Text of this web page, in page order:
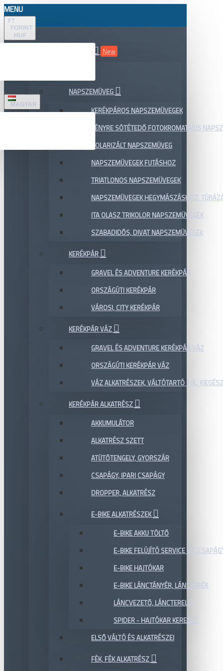
MENU
FT
FORINT
HUF
MAGYAR
New
NAPSZEMÜVEG
KERÉKPÁROS NAPSZEMÜVEGEK
FÉNYRE SÖTÉTEDŐ FOTOKROMATIKUS
POLARIZÁLT NAPSZEMÜVEG
NAPSZEMÜVEGEK FUTÁSHOZ
TRIATLONOS NAPSZEMÜVEGEK
NAPSZEMÜVEGEK HEGYMÁSZÁSHOZ,
ITA OLASZ TRIKOLOR NAPSZEMÜVEGEK
SZABADIDŐS, DIVAT NAPSZEMÜVEGEK
KERÉKPÁR
GRAVEL ÉS ADVENTURE KERÉKPÁR
ORSZÁGÚTI KERÉKPÁR
VÁROSI, CITY KERÉKPÁR
KERÉKPÁR VÁZ
GRAVEL ÉS ADVENTURE KERÉKPÁR VÁZ
ORSZÁGÚTI KERÉKPÁR VÁZ
VÁZ ALKATRÉSZEK, VÁLTÓTARTÓ FÜL,
KERÉKPÁR ALKATRÉSZ
AKKUMULÁTOR
ALKATRÉSZ SZETT
ATÜTŐTENGELY, GYORSZÁR
CSAPÁGY, IPARI CSAPÁGY
DROPPER, ALKATRÉSZ
E-BIKE ALKATRÉSZEK
E-BIKE AKKU TÖLTŐ
E-BIKE FELÚJÍTÓ SERVICE KIT,
E-BIKE HAJTÓKAR
E-BIKE LÁNCTÁNYÉR, LÁNCKERÉK
LÁNCVEZETŐ, LÁNCTERELŐ
SPIDER - HAJTÓKAR KERESZT
ELSŐ VÁLTÓ ÉS ALKATRÉSZEI
FÉK, FÉK ALKATRÉSZ